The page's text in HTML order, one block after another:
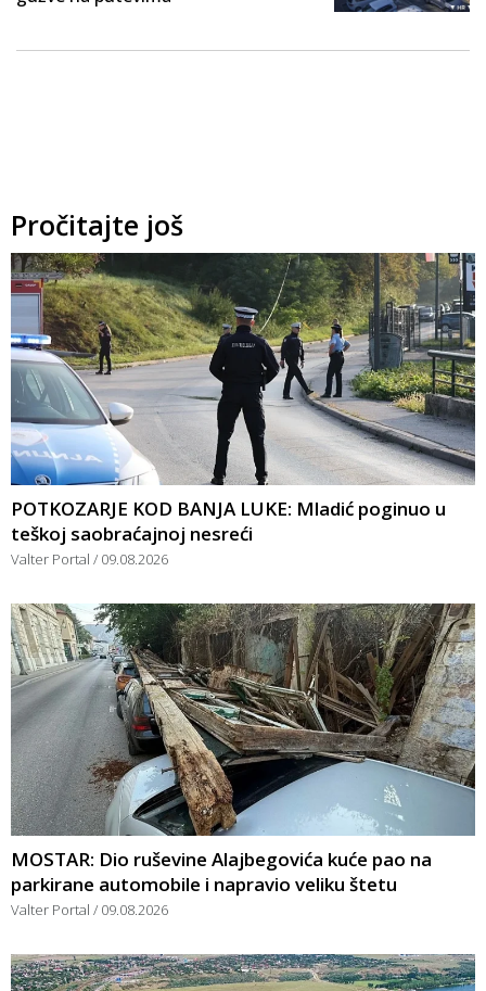
Pročitajte još
POTKOZARJE KOD BANJA LUKE: Mladić poginuo u
teškoj saobraćajnoj nesreći
Valter Portal 09.08.2026
MOSTAR: Dio ruševine Alajbegovića kuće pao na
parkirane automobile i napravio veliku štetu
Valter Portal 09.08.2026